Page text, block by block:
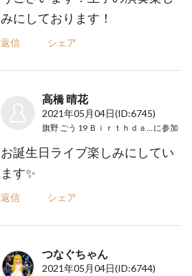
みにしております！
返信 シェア
高橋 晴花
2021年05月04日(ID:6745)
に参加
お誕生日ライブ楽しみにしてい
ます✨
返信 シェア
つなぐちゃん
2021年05月04日(ID:6744)